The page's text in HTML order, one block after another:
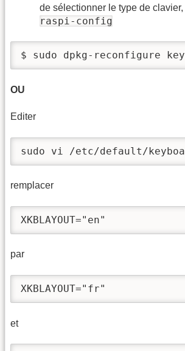
de sélectionner le type de clavier,
raspi-config
$ sudo dpkg-reconfigure
OU
Editer
sudo vi /etc/default/
remplacer
XKBLAYOUT="en"
par
XKBLAYOUT="fr"
et